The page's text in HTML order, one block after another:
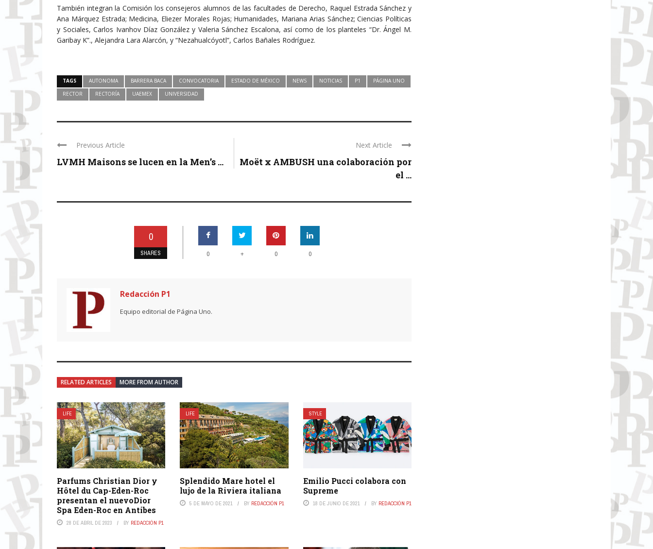
También integran la Comisión los consejeros alumnos de las facultades de Derecho, Raquel Estrada Sánchez y
Ana Márquez Estrada; Medicina, Eliezer Morales Rojas; Humanidades, Mariana Arias Sánchez; Ciencias Políticas
y Sociales, Carlos Ivanhov Díaz González y Valeria Sánchez Escalona, así como de los planteles “Dr. Ángel M.
Garibay K”., Alejandra Lara Alarcón, y “Nezahualcóyotl”, Carlos Bañales Rodríguez.
TAGS AUTONOMA BARRERA BACA CONVOCATORIA ESTADO DE MÉXICO NEWS NOTICIAS P1
PÁGINA UNO
RECTOR
RECTORÍA UAEMEX UNIVERSIDAD
Previous Article
LVMH Maisons se lucen en la Men’s ...
Next Article
Moët x AMBUSH una colaboración por
el ...
0
SHARES 0 + 0 0
Redacción P1
Equipo editorial de Página Uno.
RELATED ARTICLES MORE FROM AUTHOR
LIFE
Parfums Christian Dior y
Hôtel du Cap-Eden-Roc
presentan el nuevoDior
Spa Eden-Roc en Antibes
28 DE ABRIL DE 2023 BY REDACCIÓN P1
LIFE
Splendido Mare hotel el
lujo de la Riviera italiana
5 DE MAYO DE 2021 BY REDACCIÓN P1
STYLE
Emilio Pucci colabora con
Supreme
18 DE JUNIO DE 2021 BY REDACCIÓN P1